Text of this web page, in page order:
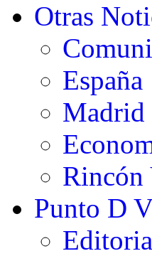
Otras
España
Madrid
Rincón
Punto D